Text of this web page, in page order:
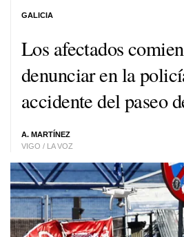
Los afectados
denunciar en la
accidente del paseo
A. MARTÍNEZ
VIGO / LA VOZ
GALICIA